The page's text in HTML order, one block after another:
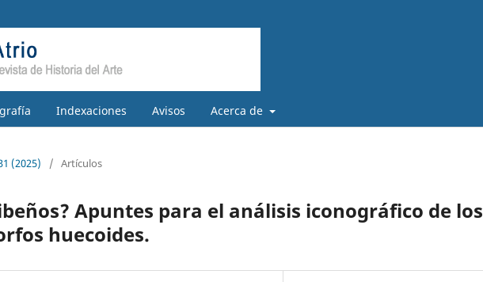
Indexaciones Avisos Acerca de
(2025) / Artículos
Apuntes para el análisis iconográfico de los
huecoides.